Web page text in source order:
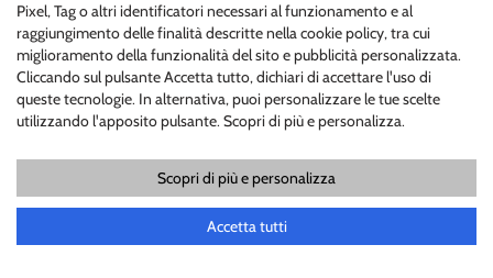
Contatta un consulente
Pixel, Tag o altri identificatori necessari al funzionamento e al
raggiungimento delle finalità descritte nella cookie policy, tra cui
miglioramento della funzionalità del sito e pubblicità personalizzata.
Cliccando sul pulsante Accetta tutto, dichiari di accettare l'uso di
queste tecnologie. In alternativa, puoi personalizzare le tue scelte
utilizzando l'apposito pulsante. Scopri di più e personalizza.
Scopri di più e personalizza
Accetta tutti